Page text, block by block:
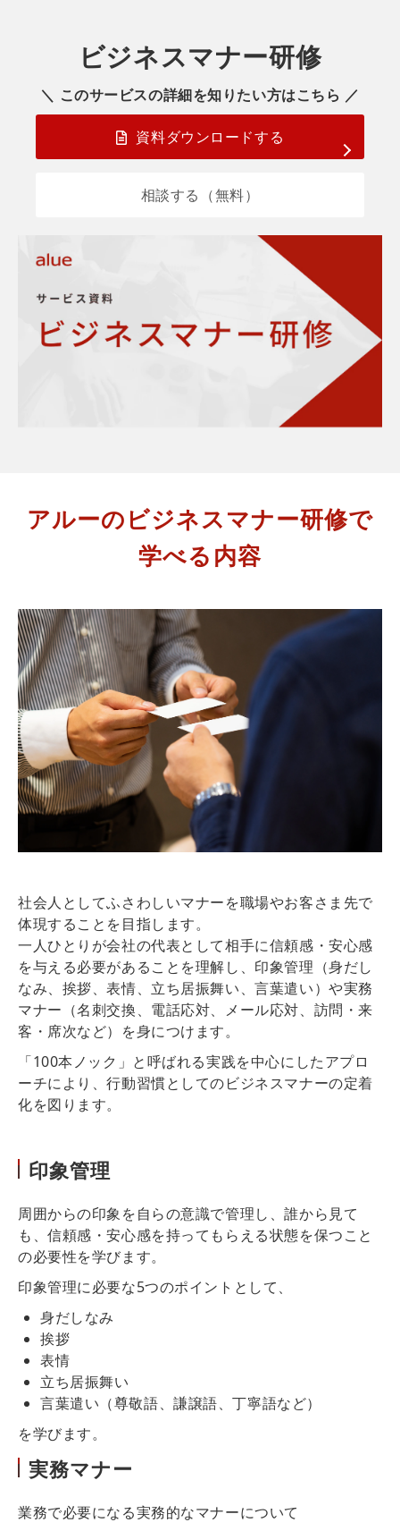
ビジネスマナー研修
＼ このサービスの詳細を知りたい方はこちら ／
資料ダウンロードする
相談する（無料）
アルーのビジネスマナー研修で
学べる内容
社会人としてふさわしいマナーを職場やお客さま先で
体現することを目指します。
一人ひとりが会社の代表として相手に信頼感・安心感
を与える必要があることを理解し、印象管理（身だし
なみ、挨拶、表情、立ち居振舞い、言葉遣い）や実務
マナー（名刺交換、電話応対、メール応対、訪問・来
客・席次など）を身につけます。
「100本ノック」と呼ばれる実践を中心にしたアプロ
ーチにより、行動習慣としてのビジネスマナーの定着
化を図ります。
印象管理
周囲からの印象を自らの意識で管理し、誰から見て
も、信頼感・安心感を持ってもらえる状態を保つこと
の必要性を学びます。
印象管理に必要な5つのポイントとして、
身だしなみ
挨拶
表情
立ち居振舞い
言葉遣い（尊敬語、謙譲語、丁寧語など）
を学びます。
実務マナー
業務で必要になる実務的なマナーについて